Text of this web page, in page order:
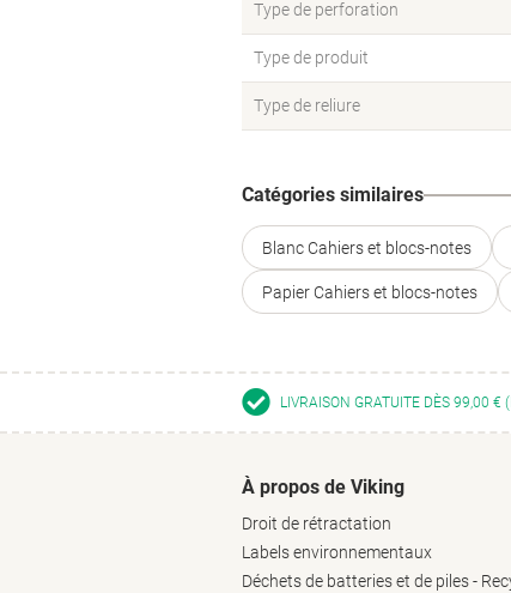
Type de perforation
Type de produit
Type de reliure
Catégories similaires
Blanc Cahiers et blocs-notes
Papier Cahiers et blocs-notes
LIVRAISON GRATUITE DÈS 99,00 €
À propos de Viking
Droit de rétractation
Labels environnementaux
Déchets de batteries et de piles -